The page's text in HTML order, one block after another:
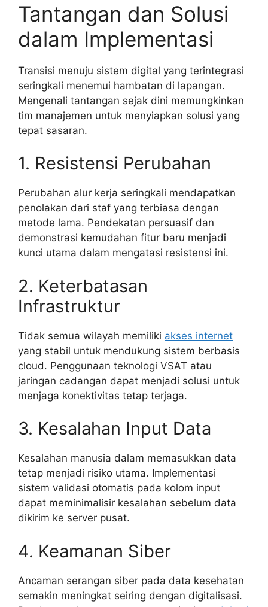
Tantangan dan Solusi
dalam Implementasi
Transisi menuju sistem digital yang terintegrasi
seringkali menemui hambatan di lapangan.
Mengenali tantangan sejak dini memungkinkan
tim manajemen untuk menyiapkan solusi yang
tepat sasaran.
1. Resistensi Perubahan
Perubahan alur kerja seringkali mendapatkan
penolakan dari staf yang terbiasa dengan
metode lama. Pendekatan persuasif dan
demonstrasi kemudahan fitur baru menjadi
kunci utama dalam mengatasi resistensi ini.
2. Keterbatasan
Infrastruktur
Tidak semua wilayah memiliki akses internet
yang stabil untuk mendukung sistem berbasis
cloud. Penggunaan teknologi VSAT atau
jaringan cadangan dapat menjadi solusi untuk
menjaga konektivitas tetap terjaga.
3. Kesalahan Input Data
Kesalahan manusia dalam memasukkan data
tetap menjadi risiko utama. Implementasi
sistem validasi otomatis pada kolom input
dapat meminimalisir kesalahan sebelum data
dikirim ke server pusat.
4. Keamanan Siber
Ancaman serangan siber pada data kesehatan
semakin meningkat seiring dengan digitalisasi.